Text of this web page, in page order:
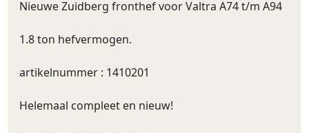
Nieuwe Zuidberg fronthef voor Valtra A74 t/m A94
1.8 ton hefvermogen.
artikelnummer : 1410201
Helemaal compleet en nieuw!